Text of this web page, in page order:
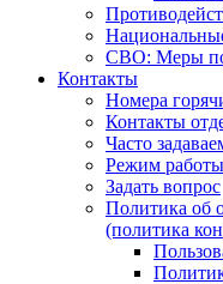
СВО: Меры
Контакты
Номера
Контакты
Часто
Режим
Задать вопрос
Политика об
(политика